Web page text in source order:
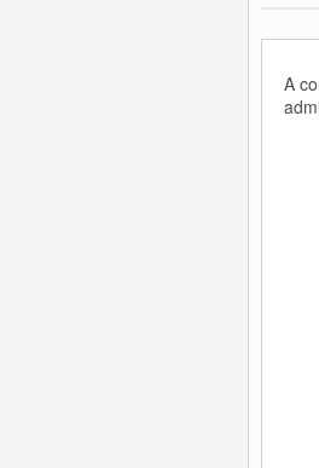
A